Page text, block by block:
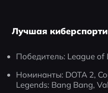
Лучшая
Победитель: League of
Номинанты: DOTA 2,
Legends: Bang Bang,